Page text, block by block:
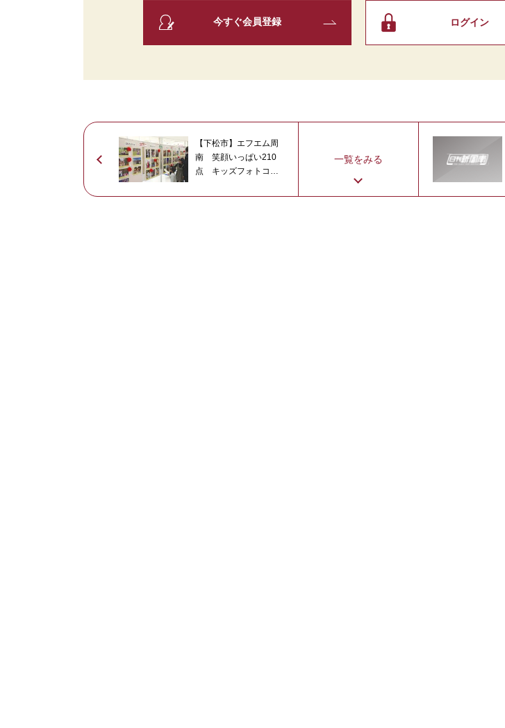
今すぐ会員登録 ログイン
【下松市】エフエム周
南 笑顔いっぱい210
点 キッズフォトコン
一覧をみる